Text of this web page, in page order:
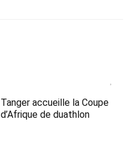
Tanger accueille la Coupe
d’Afrique de duathlon